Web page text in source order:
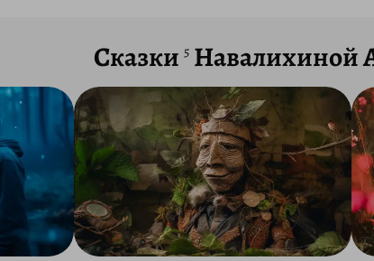
Сказки 5 Навалихиной